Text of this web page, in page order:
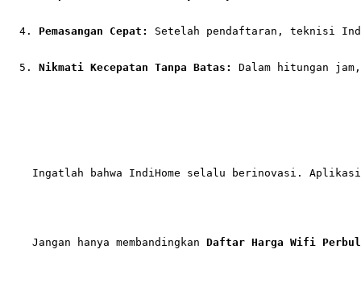
Pemasangan Cepat: Setelah pendaftaran, teknisi
Nikmati Kecepatan Tanpa Batas: Dalam hitungan
    Jangan hanya membandingkan
Daftar Harga Wifi